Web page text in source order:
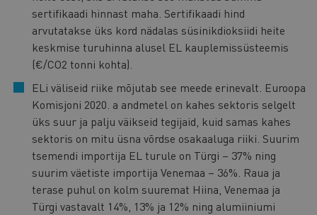
sertifikaadi hinnast maha. Sertifikaadi hind
arvutatakse üks kord nädalas süsinikdioksiidi heite
keskmise turuhinna alusel EL kauplemissüsteemis
(€/CO2 tonni kohta).
ELi väliseid riike mõjutab see meede erinevalt. Euroopa
Komisjoni 2020. a andmetel on kahes sektoris selgelt
üks suur ja palju väikseid tegijaid, kuid samas kahes
sektoris on mitu üsna võrdse osakaaluga riiki. Suurim
tsemendi importija EL turule on Türgi – 37% ning
suurim väetiste importija Venemaa – 36%. Raua ja
terase puhul on kolm suuremat Hiina, Venemaa ja
Türgi vastavalt 14%, 13% ja 12% ning alumiiniumi